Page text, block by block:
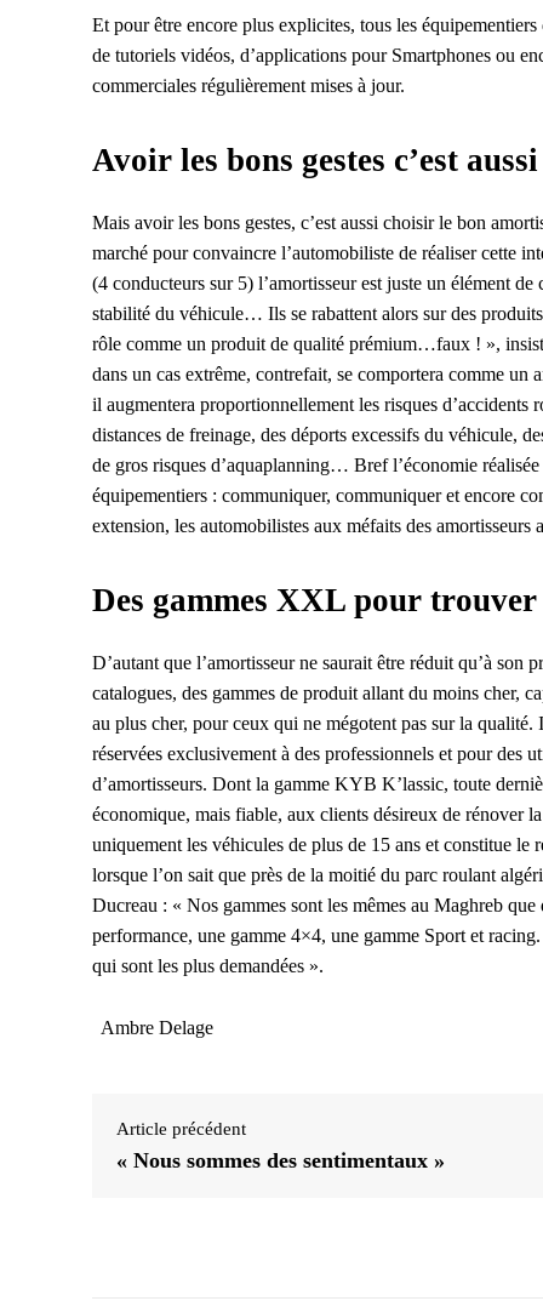
Et pour être encore plus explicites, tous les
de tutoriels vidéos, d’applications pour Smartphones ou
commerciales régulièrement mises à jour.
Avoir les bons gestes c’est
Mais avoir les bons gestes, c’est aussi choisir le bon
marché pour convaincre l’automobiliste de réaliser cette
(4 conducteurs sur 5) l’amortisseur est juste un élément
stabilité du véhicule… Ils se rabattent alors sur des
rôle comme un produit de qualité prémium…faux ! »,
dans un cas extrême, contrefait, se comportera comme un
il augmentera proportionnellement les risques d’accidents
distances de freinage, des déports excessifs du véhicule,
de gros risques d’aquaplanning… Bref l’économie
équipementiers : communiquer, communiquer et encore
extension, les automobilistes aux méfaits des amortisseurs
Des gammes XXL pour trouver
D’autant que l’amortisseur ne saurait être réduit qu’à
catalogues, des gammes de produit allant du moins cher,
au plus cher, pour ceux qui ne mégotent pas sur la
réservées exclusivement à des professionnels et pour des
d’amortisseurs. Dont la gamme KYB K’lassic, toute
économique, mais fiable, aux clients désireux de rénover
uniquement les véhicules de plus de 15 ans et constitue
lorsque l’on sait que près de la moitié du parc roulant
Ducreau : « Nos gammes sont les mêmes au Maghreb
performance, une gamme 4×4, une gamme Sport et
qui sont les plus demandées ».
Ambre Delage
Article précédent
« Nous sommes des sentimentaux »